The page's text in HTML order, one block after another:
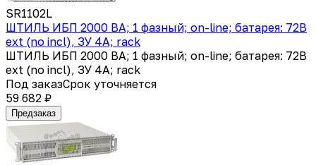
SR1102L
ШТИЛЬ ИБП 2000 ВА; 1 фазный; on-line; батарея: 72В
ext (no incl), ЗУ 4А; rack
ШТИЛЬ ИБП 2000 ВА; 1 фазный; on-line; батарея: 72В
ext (no incl), ЗУ 4А; rack
Под заказСрок уточняется
59 682 ₽
Предзаказ